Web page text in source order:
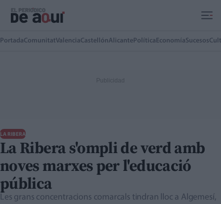
PortadaComunitatValenciaCastellónAlicante Política EconomíaSucesos
LA RIBERA
La Ribera s'ompli de verd amb
noves marxes per l'educació
pública
Les grans concentracions comarcals tindran lloc a Algemesí,